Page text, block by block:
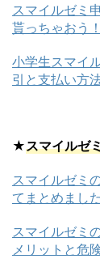
スマイルゼミ
貰っちゃおう
小学生スマイ
引と支払い方
★スマイルゼ
スマイルゼミ
てまとめました
スマイルゼミ
メリットと危